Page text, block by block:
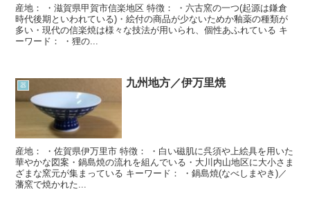
産地： ・滋賀県甲賀市信楽地区 特徴： ・六古窯の一つ(起源は鎌倉
時代後期といわれている)・絵付の商品が少ないためか釉薬の種類が
多い・現代の信楽焼は様々な技法が用いられ、個性あふれている キ
ーワード： ・狸の...
器 九州地方／伊万里焼
産地： ・佐賀県伊万里市 特徴： ・白い磁肌に呉須や上絵具を用いた
華やかな図案・鍋島焼の流れを組んでいる・大川内山地区に大小さま
ざまな窯元が集まっている キーワード： ・鍋島焼(なべしまやき)／
藩窯で焼かれた...